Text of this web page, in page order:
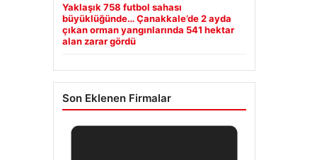
Yaklaşık 758 futbol sahası
büyüklüğünde… Çanakkale’de 2 ayda
çıkan orman yangınlarında 541 hektar
alan zarar gördü
Son Eklenen Firmalar